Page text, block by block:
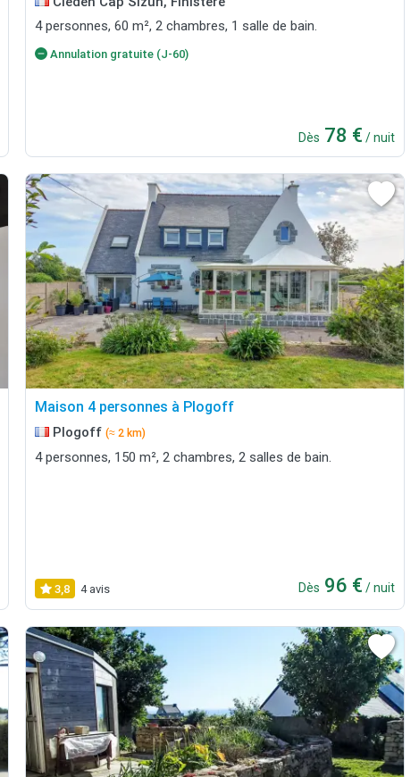
4 personnes, 60 m², 2 chambres, 1 salle de bain.
Annulation gratuite (J-60)
Dès 78 € / nuit
Maison 4 personnes à Plogoff
Plogoff (≈ 2 km)
4 personnes, 150 m², 2 chambres, 2 salles de bain.
3,8 4 avis Dès 96 € / nuit